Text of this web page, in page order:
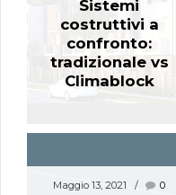
Sistemi
costruttivi a
confronto:
tradizionale vs
Climablock
Maggio 13, 2021 0